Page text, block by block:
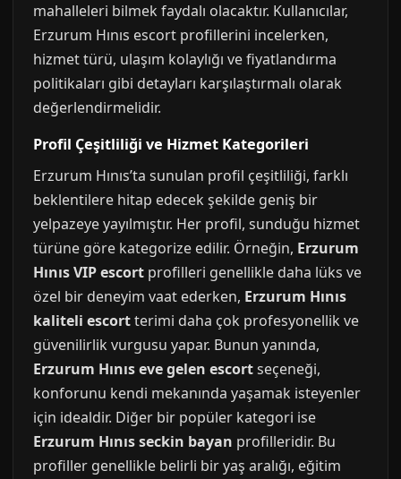
mahalleleri bilmek faydalı olacaktır. Kullanıcılar,
Erzurum Hınıs escort profillerini incelerken,
hizmet türü, ulaşım kolaylığı ve fiyatlandırma
politikaları gibi detayları karşılaştırmalı olarak
değerlendirmelidir.
Profil Çeşitliliği ve Hizmet Kategorileri
Erzurum Hınıs’ta sunulan profil çeşitliliği, farklı
beklentilere hitap edecek şekilde geniş bir
yelpazeye yayılmıştır. Her profil, sunduğu hizmet
türüne göre kategorize edilir. Örneğin, Erzurum
Hınıs VIP escort profilleri genellikle daha lüks ve
özel bir deneyim vaat ederken, Erzurum Hınıs
kaliteli escortterimi daha çok profesyonellik ve
güvenilirlik vurgusu yapar. Bunun yanında,
Erzurum Hınıs eve gelen escortseçeneği,
konforunu kendi mekanında yaşamak isteyenler
için idealdir. Diğer bir popüler kategori ise
Erzurum Hınıs seckin bayan profilleridir. Bu
profiller genellikle belirli bir yaş aralığı, eğitim